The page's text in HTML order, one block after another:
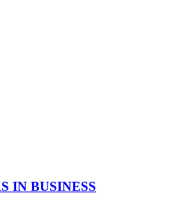
IN BUSINESS